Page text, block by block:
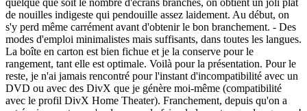
de nouilles indigeste qui pendouille assez laidement. Au début, on
s'y perd même carrément avant d'obtenir le bon branchement. - Des
modes d'emploi minimalistes mais suffisants, dans toutes les langues.
La boîte en carton est bien fichue et je la conserve pour le
rangement, tant elle est optimale. Voilà pour la présentation. Pour le
reste, je n'ai jamais rencontré pour l'instant d'incompatibilité avec un
DVD ou avec des DivX que je génère moi-même (compatibilité
avec le profil DivX Home Theater). Franchement, depuis qu'on a